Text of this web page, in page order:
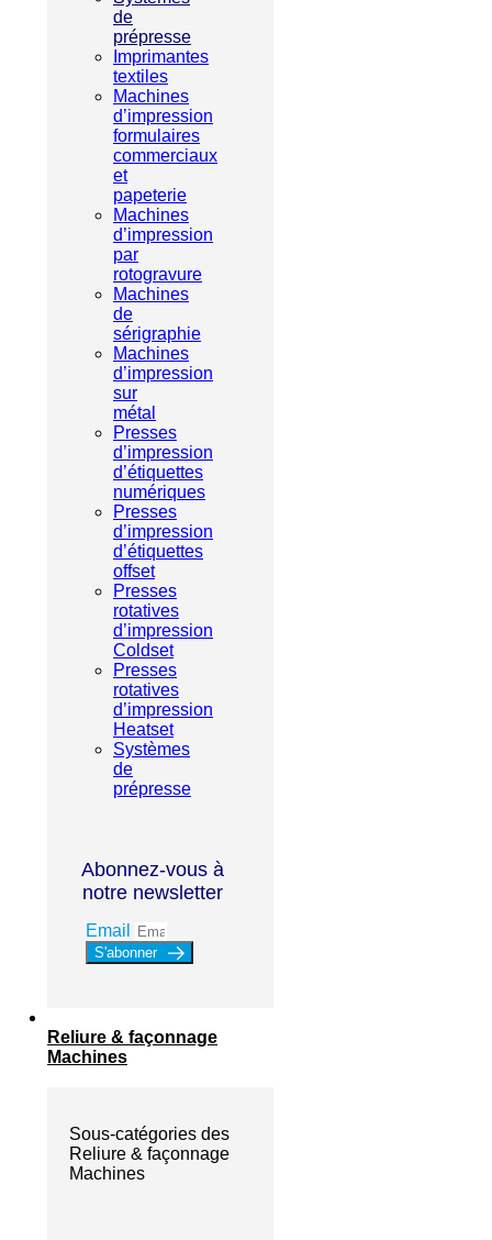
de
prépresse
Imprimantes
textiles
Machines
d’impression
formulaires
commerciaux
et
papeterie
Machines
d’impression
par
rotogravure
Machines
de
sérigraphie
Machines
d’impression
sur
métal
Presses
d’impression
d’étiquettes
numériques
Presses
d’impression
d’étiquettes
offset
Presses
rotatives
d’impression
Coldset
Presses
rotatives
d’impression
Heatset
Systèmes
de
prépresse
Abonnez-vous à
notre newsletter
Email
S'abonner
Reliure & façonnage
Machines
Sous-catégories des
Reliure & façonnage
Machines